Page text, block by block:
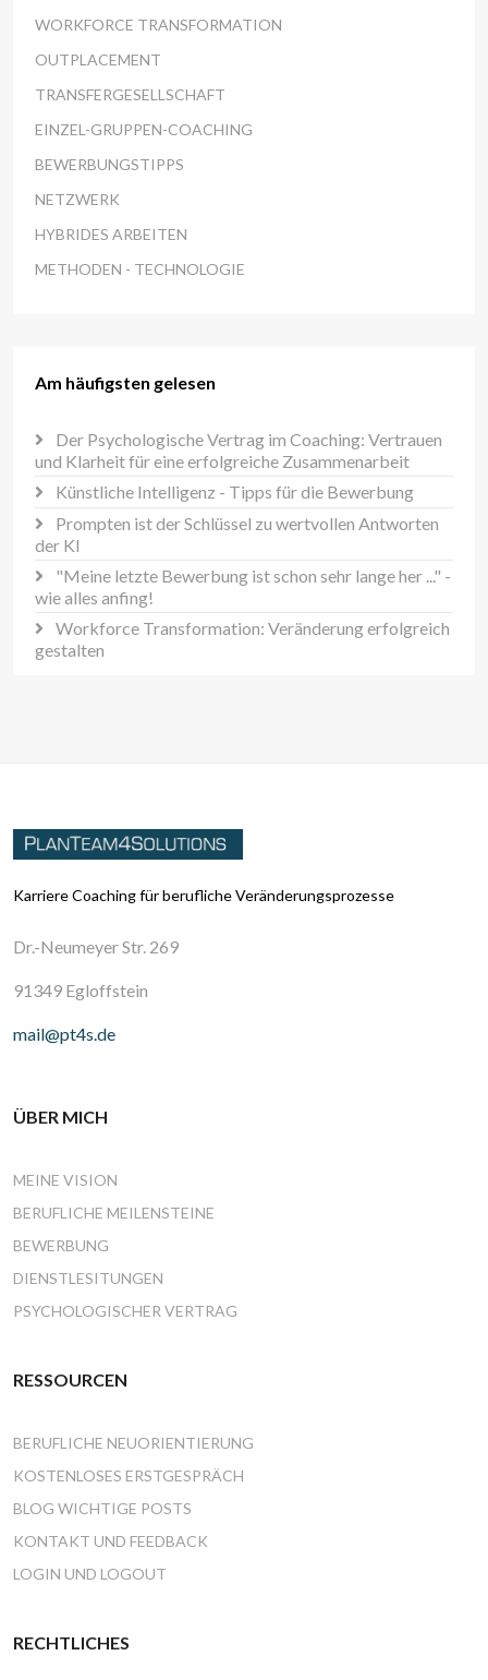
WORKFORCE TRANSFORMATION
OUTPLACEMENT
TRANSFERGESELLSCHAFT
EINZEL-GRUPPEN-COACHING
BEWERBUNGSTIPPS
NETZWERK
HYBRIDES ARBEITEN
METHODEN - TECHNOLOGIE
Am häufigsten gelesen
Der Psychologische Vertrag im Coaching: Vertrauen
und Klarheit für eine erfolgreiche Zusammenarbeit
Künstliche Intelligenz - Tipps für die Bewerbung
Prompten ist der Schlüssel zu wertvollen Antworten
der KI
"Meine letzte Bewerbung ist schon sehr lange her ..." -
wie alles anfing!
Workforce Transformation: Veränderung erfolgreich
gestalten
Karriere Coaching für berufliche Veränderungsprozesse
Dr.-Neumeyer Str. 269
91349 Egloffstein
mail@pt4s.de
ÜBER MICH
MEINE VISION
BERUFLICHE MEILENSTEINE
BEWERBUNG
DIENSTLESITUNGEN
PSYCHOLOGISCHER VERTRAG
RESSOURCEN
BERUFLICHE NEUORIENTIERUNG
KOSTENLOSES ERSTGESPRÄCH
BLOG WICHTIGE POSTS
KONTAKT UND FEEDBACK
LOGIN UND LOGOUT
RECHTLICHES